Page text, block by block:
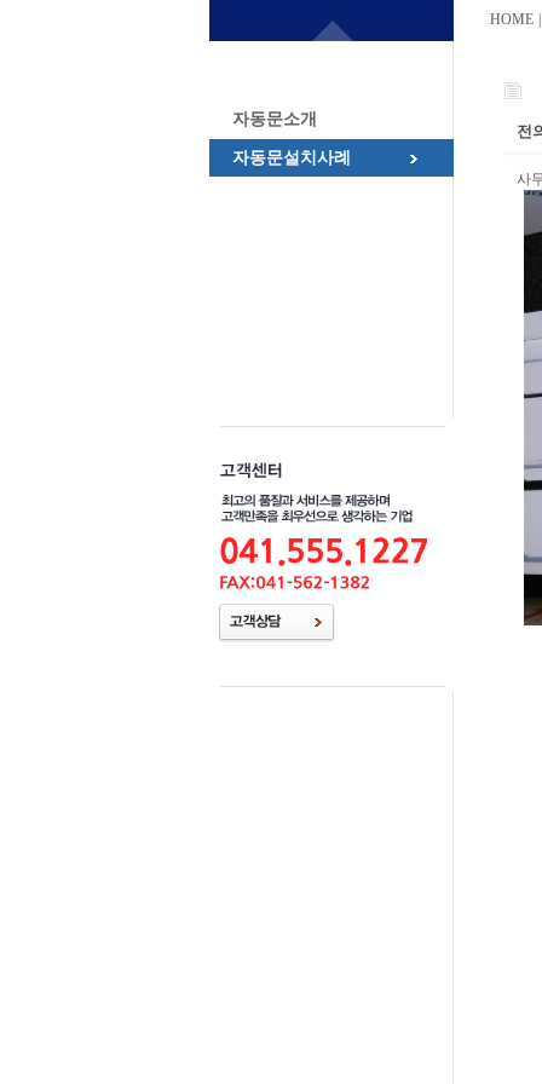
자동문소개
자동문설치사례
HOME
전
사